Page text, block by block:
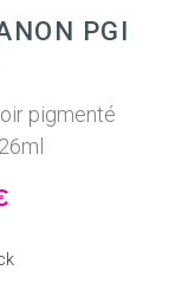
PGI
pigmenté